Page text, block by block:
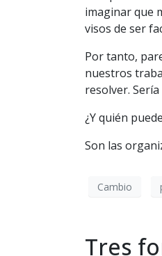
imaginar que
visos de ser
Por tanto,
nuestros
resolver.
¿Y quién
Son las
Cambio
Tres